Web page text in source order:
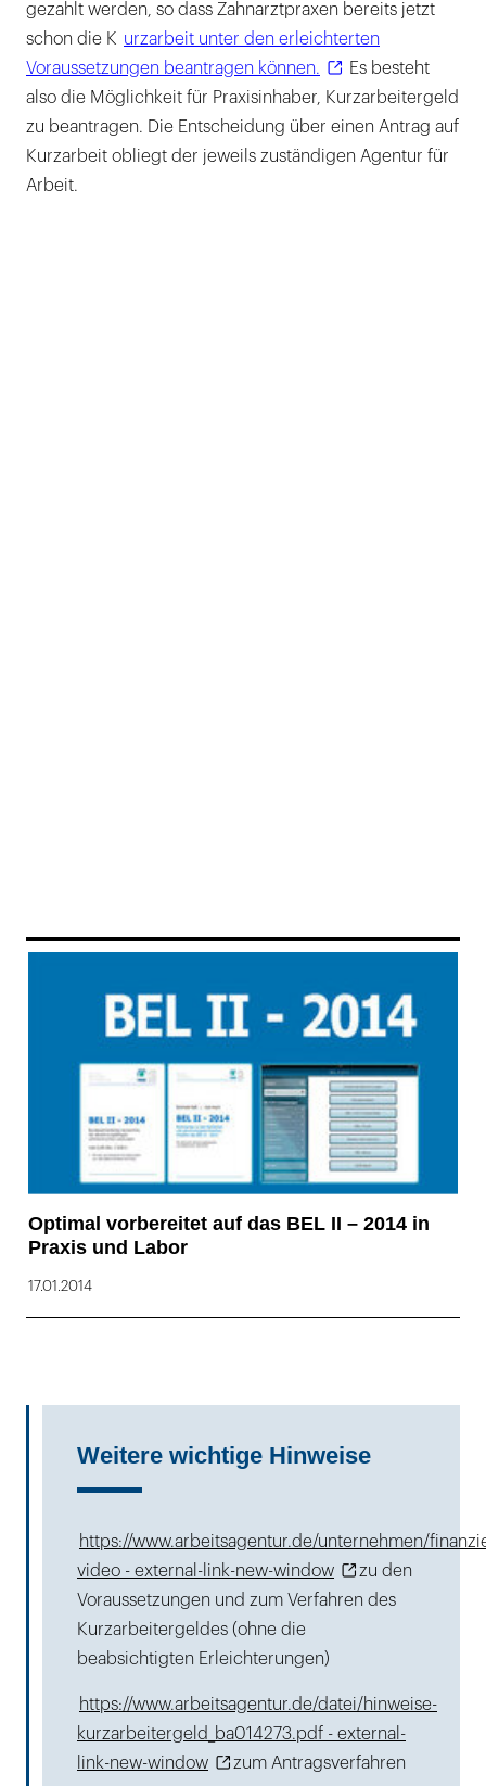
gezahlt werden, so dass Zahnarztpraxen bereits jetzt
schon die K urzarbeit unter den erleichterten
Voraussetzungen beantragen können.
Es besteht
also die Möglichkeit für Praxisinhaber, Kurzarbeitergeld
zu beantragen. Die Entscheidung über einen Antrag auf
Kurzarbeit obliegt der jeweils zuständigen Agentur für
Arbeit.
Optimal vorbereitet auf das BEL II – 2014 in
Praxis und Labor
17.01.2014
Weitere wichtige Hinweise
https://www.arbeitsagentur.de/unternehmen/
video - external-link-new-window
zu den
Voraussetzungen und zum Verfahren des
Kurzarbeitergeldes (ohne die
beabsichtigten Erleichterungen)
https://www.arbeitsagentur.de/datei/hinweise-
kurzarbeitergeld_ba014273.pdf - external-
link-new-window
zum Antragsverfahren